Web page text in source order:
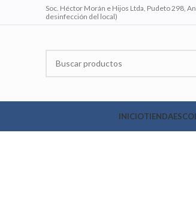
Soc. Héctor Morán e Hijos Ltda, Pudeto 298,
desinfección del local)
INICIOTIENDA